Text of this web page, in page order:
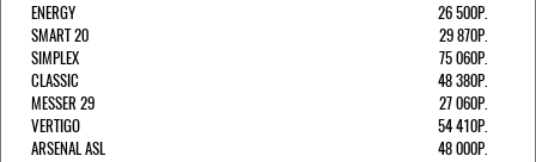
ENERGY
26 500Р.
SMART 20
29 870Р.
SIMPLEX
75 060Р.
CLASSIC
48 380Р.
MESSER 29
27 060Р.
VERTIGO
54 410Р.
ARSENAL ASL
48 000Р.